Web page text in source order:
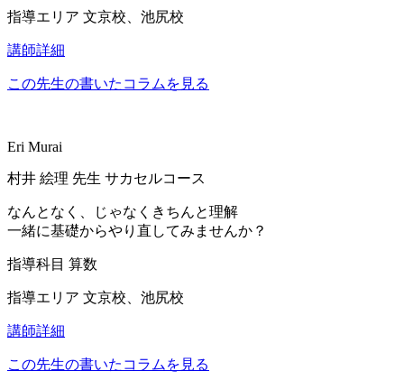
指導エリア 文京校、池尻校
講師詳細
この先生の書いたコラムを見る
Eri Murai
村井 絵理 先生 サカセルコース
なんとなく、じゃなくきちんと理解
一緒に基礎からやり直してみませんか？
指導科目 算数
指導エリア 文京校、池尻校
講師詳細
この先生の書いたコラムを見る